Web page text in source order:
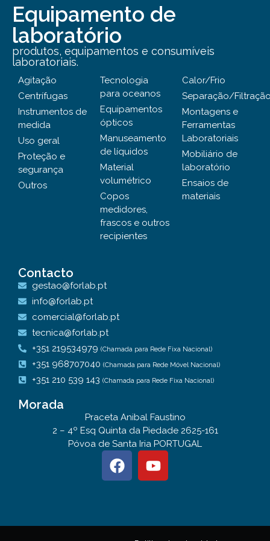
Equipamento de
laboratório
produtos, equipamentos e consumíveis
laboratoriais.
Agitação
Centrífugas
Instrumentos de
medida
Uso geral
Proteção e
segurança
Outros
Tecnologia
para oceanos
Equipamentos
ópticos
Manuseamento
de líquidos
Material
volumétrico
Copos
medidores,
frascos e outros
recipientes
Calor/Frio
Separação/
Montagens e
Ferramentas
Laboratoriais
Mobiliário de
laboratório
Ensaios de
materiais
Contacto
gestao@forlab.pt
info@forlab.pt
comercial@forlab.pt
tecnica@forlab.pt
+351 219534979 (Chamada para Rede Fixa Nacional)
+351 968707040 (Chamada para Rede Móvel Nacional)
+351 210 539 143 (Chamada para Rede Fixa Nacional)
Morada
Praceta Anibal Faustino
2 – 4º Esq Quinta da Piedade 2625-161
Póvoa de Santa Iria PORTUGAL